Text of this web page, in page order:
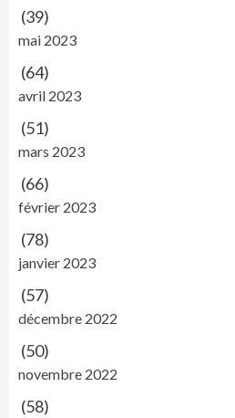
(39)
mai 2023
(64)
avril 2023
(51)
mars 2023
(66)
février 2023
(78)
janvier 2023
(57)
décembre 2022
(50)
novembre 2022
(58)